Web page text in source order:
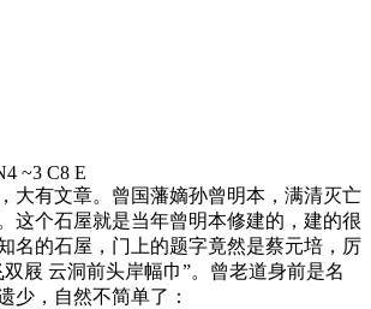
~3 C8 E
大有文章。曾国藩嫡孙曾明本，满清灭亡
这个石屋就是当年曾明本修建的，建的很
名的石屋，门上的题字竟然是蔡元培，厉
屐 云洞前头岸幅巾”。曾老道身前是名
少，自然不简单了：